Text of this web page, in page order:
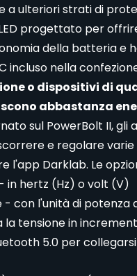
a ulteriori strati di
progettato per
della batteria e
incluso nella
o dispositivi di
abbastanza
sul PowerBolt II, gli
e regolare
l'app Darklab. Le
in hertz (Hz) o volt (V)
- con l'unità di
tensione in incrementi
5.0 per